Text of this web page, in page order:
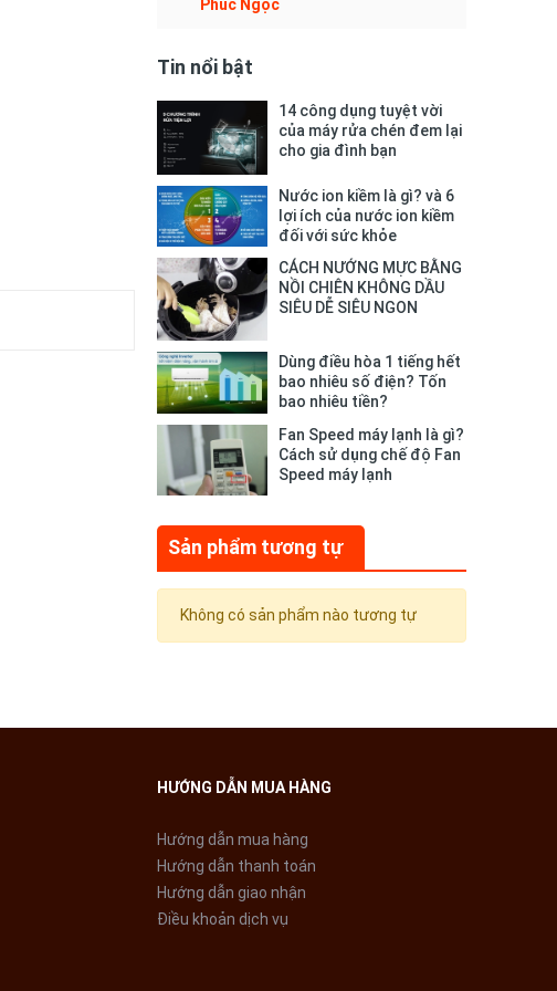
Phúc Ngọc
Tin nổi bật
14 công dụng tuyệt vời
của máy rửa chén đem lại
cho gia đình bạn
Nước ion kiềm là gì? và 6
lợi ích của nước ion kiềm
đối với sức khỏe
CÁCH NƯỚNG MỰC BẰNG
NỒI CHIÊN KHÔNG DẦU
SIÊU DỄ SIÊU NGON
Dùng điều hòa 1 tiếng hết
bao nhiêu số điện? Tốn
bao nhiêu tiền?
Fan Speed máy lạnh là gì?
Cách sử dụng chế độ Fan
Speed máy lạnh
Sản phẩm tương tự
Không có sản phẩm nào tương tự
HƯỚNG DẪN MUA HÀNG
Hướng dẫn mua hàng
Hướng dẫn thanh toán
Hướng dẫn giao nhận
Điều khoản dịch vụ